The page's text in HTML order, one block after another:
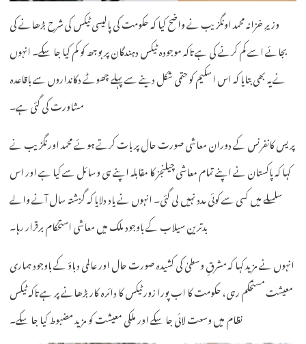
وزیرِ خزانہ محمد اونگزیب نے واضح کیا کہ حکومت کی پالیسی ٹیکس کی شرح بڑھانے کی
بجائے اسے کم کرنے کی ہے تاکہ موجودہ ٹیکس دہندگان پر بوجھ کو کم کیا جا سکے۔ انہوں
نے یہ بھی بتایا کہ اس اسکیم کو حتمی شکل دینے سے پہلے چھوٹے دکانداروں سے باقاعدہ
مشاورت کی گئی ہے۔
پریس کانفرنس کے دوران معاشی صورت حال پر بات کرتے ہوئے محمد اورنگزیب نے
کہا کہ پاکستان نے اپنے تمام معاشی چیلنجز کا مقابلہ اپنے ہی وسائل سے کیا ہے اور اس
سلسلے میں کسی سے کوئی مدد نہیں لی گئی۔ انہوں نے یاد دلایا کہ گزشتہ سال آنے والے
بدترین سیلاب کے باوجود ملک میں معاشی استحکام برقرار رہا۔
انہوں نے مزید کہا کہ مشرقِ وسطیٰ کی کشیدہ صورت حال اور عالمی دباؤ کے باوجود ہماری
معیشت مستحکم رہی، حکومت کا اب پورا زور ٹیکس کا دائرہ کار بڑھانے پر ہے تاکہ ٹیکس
نظام میں وسعت لائی جا سکے اور ملکی معیشت کو مزید مضبوط کیا جا سکے۔